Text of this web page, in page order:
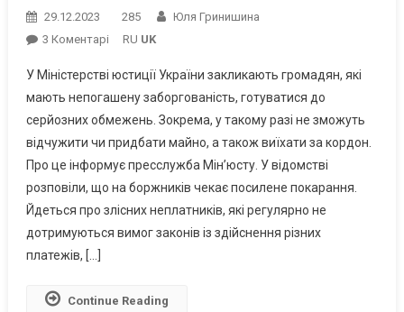
29.12.2023 285
Юля Гринишина
3 КоментаріДо
Україні
Радикально
Боротимуться
З
Боржниками
RU UK
У Міністерстві юстиції України закликають громадян, які
мають непогашену заборгованість, готуватися до
серйозних обмежень. Зокрема, у такому разі не зможуть
відчужити чи придбати майно, а також виїхати за кордон.
Про це інформує пресслужба Мін’юсту. У відомстві
розповіли, що на боржників чекає посилене покарання.
Йдеться про злісних неплатників, які регулярно не
дотримуються вимог законів із здійснення різних
платежів, […]
Continue Reading